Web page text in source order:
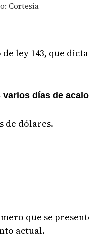
Cortesía
ley 143, que
días de
de dólares.
que se
actual.